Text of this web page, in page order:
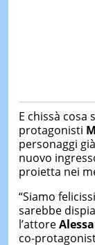
E chissà cosa
protagonisti
personaggi
nuovo
proietta nei
“Siamo
sarebbe
l’attore
co-